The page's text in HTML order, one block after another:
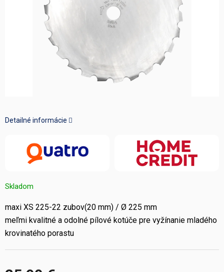
Skladom
maxi XS 225-22 zubov(20 mm) / Ø 225 mm
meľmi kvalitné a odolné pílové kotúče pre vyžínanie mladého
krovinatého porastu
Detailné informácie